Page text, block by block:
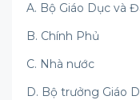
A. Bộ Giáo Dục và
B. Chính Phủ
C. Nhà nước
D. Bộ trưởng Giáo